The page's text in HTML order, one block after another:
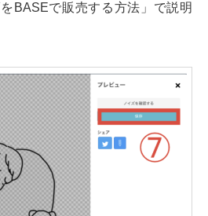
BASEで販売する方法」で説明